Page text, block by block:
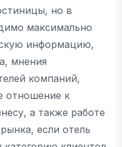
но в
максимально
информацию,
мнения
компаний,
отношение к
а также работе
если отель